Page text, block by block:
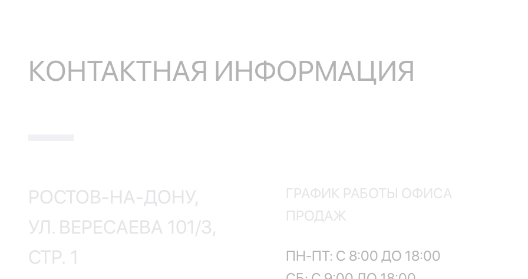
КОНТАКТНАЯ ИНФОРМАЦИЯ
РОСТОВ-НА-ДОНУ,
УЛ. ВЕРЕСАЕВА 101/3,
СТР. 1
ГРАФИК РАБОТЫ ОФИСА
ПРОДАЖ
ПН-ПТ: С 8:00 ДО 18:00